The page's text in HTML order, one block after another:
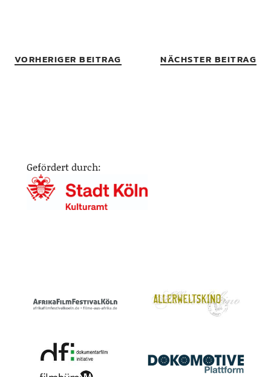
VORHERIGER BEITRAG NÄCHSTER BEITRAG
Gefördert durch: